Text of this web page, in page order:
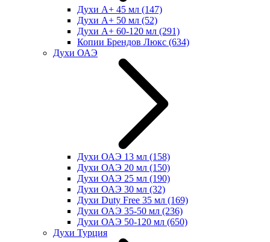
Духи А+ 45 мл (147)
Духи А+ 50 мл (52)
Духи А+ 60-120 мл (291)
Копии Брендов Люкс (634)
Духи ОАЭ
Духи ОАЭ 13 мл (158)
Духи ОАЭ 20 мл (150)
Духи ОАЭ 25 мл (190)
Духи ОАЭ 30 мл (32)
Духи Duty Free 35 мл (169)
Духи ОАЭ 35-50 мл (236)
Духи ОАЭ 50-120 мл (650)
Духи Турция